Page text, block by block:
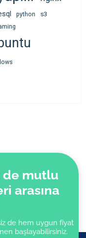
python s3
de mutlu
arasına
de hem uygun fiyat
başlayabilirsiniz.